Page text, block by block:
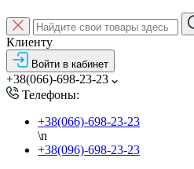
Клиенту
Войти в кабинет
+38(066)-698-23-23
Телефоны:
+38(066)-698-23-23
\n
+38(096)-698-23-23